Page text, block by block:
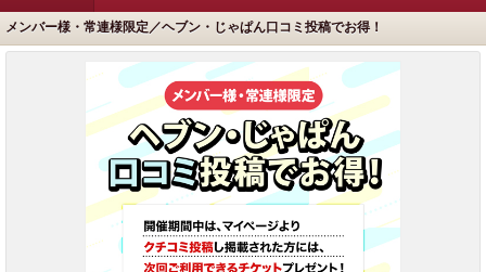
メンバー様・常連様限定／ヘブン・じゃぱん口コミ投稿でお得！